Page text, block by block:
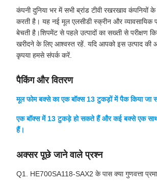
कंपनी दुनिया भर में सभी ब्रांड टीवी रखरखाव कंपनियों के
करती है। यह नई मूल एलसीडी स्क्रीन और व्यावसायिक
बेचती है।शिपमेंट से पहले उत्पादों का सख्ती से परीक्षण
खरीदने के लिए आश्वस्त रहें. यदि आपको इस उत्पाद की
कृपया हमसे संपर्क करें.
पैकिंग और वितरण
मूल फोम बक्से का एक बॉक्स 13 टुकड़ों में पैक किया जा
एक बॉक्स में 13 टुकड़े हो सकते हैं और कई बक्से एक
हैं।
अक्सर पूछे जाने वाले प्रश्न
Q1. HE700SA118-SAX2 के पास क्या गुणवत्ता